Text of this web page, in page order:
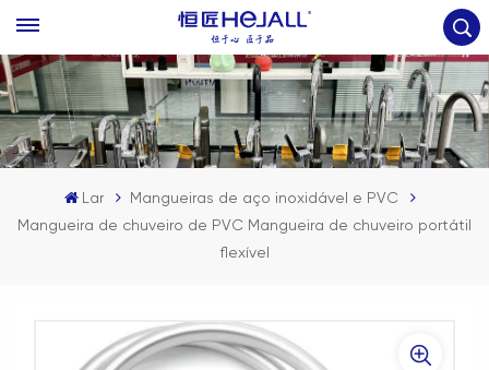
Lar
Mangueiras de aço inoxidável e PVC
Mangueira de chuveiro de PVC Mangueira de chuveiro portátil
flexível